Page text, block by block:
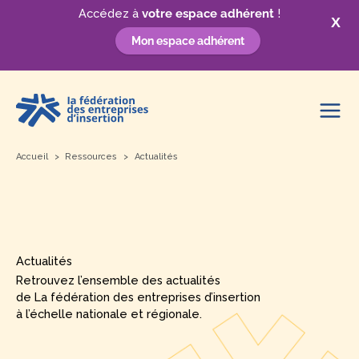
X
Accédez à votre espace adhérent !
Mon espace adhérent
contenu
Accueil Ressources Actualités
Actualités
Retrouvez l’ensemble des actualités
de La fédération des entreprises d’insertion
à l’échelle nationale et régionale.